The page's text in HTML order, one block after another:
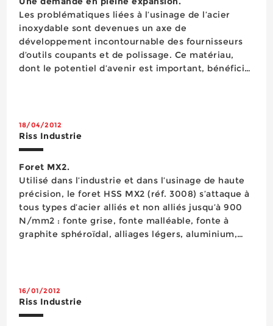
Les problématiques liées à l’usinage de l’acier
inoxydable sont devenues un axe de
développement incontournable des fournisseurs
d’outils coupants et de polissage. Ce matériau,
dont le potentiel d’avenir est important, bénéficie
18/04/2012
Riss Industrie
Foret MX2.
Utilisé dans l’industrie et dans l’usinage de haute
précision, le foret HSS MX2 (réf. 3008) s’attaque à
tous types d’acier alliés et non alliés jusqu’à 900
N/mm2 : fonte grise, fonte malléable, fonte à
graphite sphéroïdal, alliages légers, aluminium,
16/01/2012
Riss Industrie